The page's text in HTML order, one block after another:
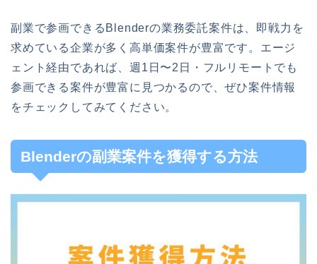
副業で参画できるBlenderの業務委託案件は、即戦力を
求めている企業が多く高単価案件が豊富です。エージ
ェント経由であれば、週1日〜2日・フルリモートでも
参画できる案件が豊富に見つかるので、ぜひ案件情報
をチェックしてみてください。
Blenderの副業案件を獲得する方法